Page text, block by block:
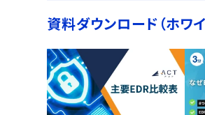
資料ダウンロード（ホワ